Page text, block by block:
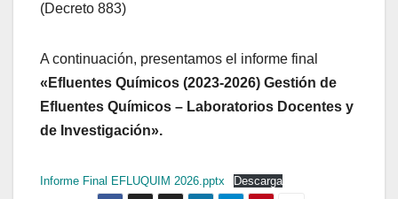
(Decreto 883)
A continuación, presentamos el informe final
«Efluentes Químicos (2023-2026) Gestión de
Efluentes Químicos – Laboratorios Docentes y
de Investigación».
Informe Final EFLUQUIM 2026.pptx Descarga